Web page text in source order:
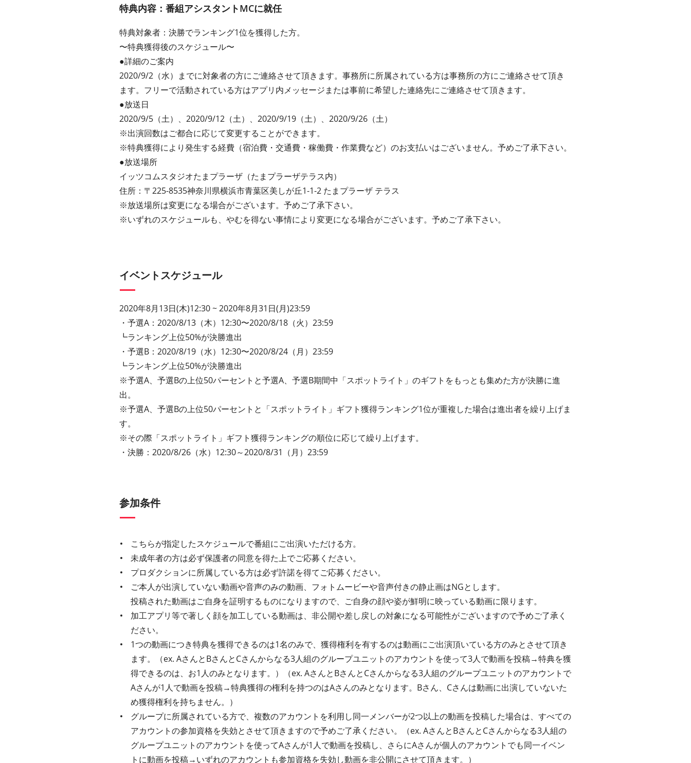
特典内容：番組アシスタントMCに就任
特典対象者：決勝でランキング1位を獲得した方。
〜特典獲得後のスケジュール〜
●詳細のご案内
2020/9/2（水）までに対象者の方にご連絡させて頂きます。事務所に所属されている方は事務所の方にご連絡させて頂き
ます。フリーで活動されている方はアプリ内メッセージまたは事前に希望した連絡先にご連絡させて頂きます。
●放送日
2020/9/5（土）、2020/9/12（土）、2020/9/19（土）、2020/9/26（土）
※出演回数はご都合に応じて変更することができます。
※特典獲得により発生する経費（宿泊費・交通費・稼働費・作業費など）のお支払いはございません。予めご了承下さい。
●放送場所
イッツコムスタジオたまプラーザ（たまプラーザテラス内）
住所：〒225-8535神奈川県横浜市青葉区美しが丘1-1-2 たまプラーザ テラス
※放送場所は変更になる場合がございます。予めご了承下さい。
※いずれのスケジュールも、やむを得ない事情により変更になる場合がございます。予めご了承下さい。
イベントスケジュール
2020年8月13日(木)12:30 ~ 2020年8月31日(月)23:59
・予選A：2020/8/13（木）12:30〜2020/8/18（火）23:59
┗ランキング上位50%が決勝進出
・予選B：2020/8/19（水）12:30〜2020/8/24（月）23:59
┗ランキング上位50%が決勝進出
※予選A、予選Bの上位50パーセントと予選A、予選B期間中「スポットライト」のギフトをもっとも集めた方が決勝に進
出。
※予選A、予選Bの上位50パーセントと「スポットライト」ギフト獲得ランキング1位が重複した場合は進出者を繰り上げま
す。
※その際「スポットライト」ギフト獲得ランキングの順位に応じて繰り上げます。
・決勝： 2020/8/26 （水） 12:30～2020/8/31 （月） 23:59
参加条件
こちらが指定したスケジュールで番組にご出演いただける方。
未成年者の方は必ず保護者の同意を得た上でご応募ください。
プロダクションに所属している方は必ず許諾を得てご応募ください。
ご本人が出演していない動画や音声のみの動画、フォトムービーや音声付きの静止画はNGとします。
投稿された動画はご自身を証明するものになりますので、ご自身の顔や姿が鮮明に映っている動画に限ります。
加工アプリ等で著しく顔を加工している動画は、非公開や差し戻しの対象になる可能性がございますので予めご了承く
ださい。
1つの動画につき特典を獲得できるのは1名のみで、獲得権利を有するのは動画にご出演頂いている方のみとさせて頂き
ます。（ex. AさんとBさんとCさんからなる3人組のグループユニットのアカウントを使って3人で動画を投稿→特典を獲
得できるのは、お1人のみとなります。）（ex. AさんとBさんとCさんからなる3人組のグループユニットのアカウントで
Aさんが1人で動画を投稿→特典獲得の権利を持つのはAさんのみとなります。Bさん、Cさんは動画に出演していないた
め獲得権利を持ちません。）
グループに所属されている方で、複数のアカウントを利用し同一メンバーが2つ以上の動画を投稿した場合は、すべての
アカウントの参加資格を失効とさせて頂きますので予めご了承ください。（ex. AさんとBさんとCさんからなる3人組の
グループユニットのアカウントを使ってAさんが1人で動画を投稿し、さらにAさんが個人のアカウントでも同一イベン
トに動画を投稿→いずれのアカウントも参加資格を失効し動画を非公開にさせて頂きます。）